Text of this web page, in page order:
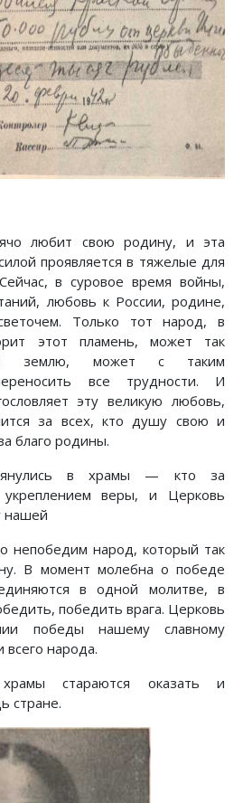
любит свою родину, и эта
проявляется в тяжелые для
в суровое время войны,
любовь к России, родине,
Только тот народ, в
этот пламень, может так
землю, может с таким
все трудности. И
эту великую любовь,
за всех, кто душу свою и
благо родины.
в храмы — кто за
веры, и Церковь
нашей
непобедим народ, который так
В момент молебна о победе
в одной молитве, в
победить врага. Церковь
победы нашему славному
всего народа.
стараются оказать и
стране.